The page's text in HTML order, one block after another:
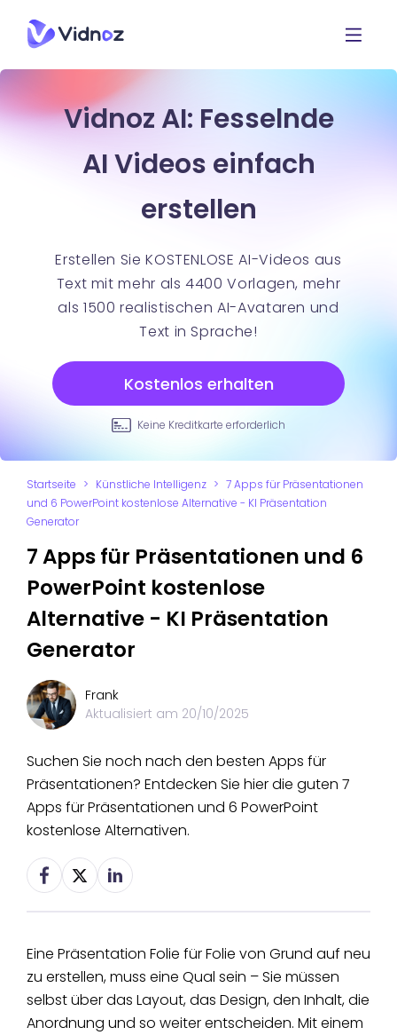
Vidnoz AI: Fesselnde
AI Videos einfach
erstellen
Erstellen Sie KOSTENLOSE AI-Videos aus
Text mit mehr als 4400 Vorlagen, mehr
als 1500 realistischen AI-Avataren und
Text in Sprache!
Kostenlos erhalten
Keine Kreditkarte erforderlich
Startseite > Künstliche Intelligenz > 7 Apps für Präsentationen
und 6 PowerPoint kostenlose Alternative - KI Präsentation
Generator
7 Apps für Präsentationen und 6
PowerPoint kostenlose
Alternative - KI Präsentation
Generator
Frank
Aktualisiert am 20/10/2025
Suchen Sie noch nach den besten Apps für
Präsentationen? Entdecken Sie hier die guten 7
Apps für Präsentationen und 6 PowerPoint
kostenlose Alternativen.
Eine Präsentation Folie für Folie von Grund auf neu
zu erstellen, muss eine Qual sein – Sie müssen
selbst über das Layout, das Design, den Inhalt, die
Anordnung und so weiter entscheiden. Mit einem